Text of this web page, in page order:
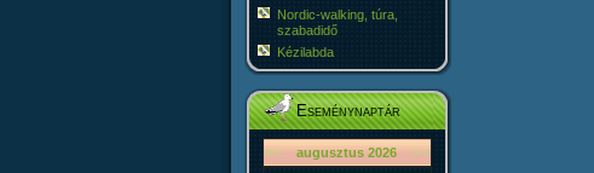
Nordic-walking, túra,
szabadidő
Kézilabda
Eseménynaptár
«< augusztus 2026 >»